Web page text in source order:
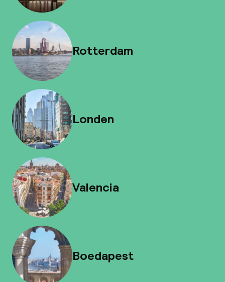
Rotterdam
Londen
Valencia
Boedapest